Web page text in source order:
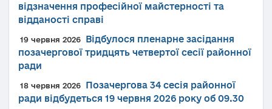
відзначення професійної майстерності та
відданості справі
19 червня 2026
Відбулося пленарне засідання
позачергової тридцять четвертої сесії районної
ради
18 червня 2026
Позачергова 34 сесія районної
ради відбудеться 19 червня 2026 року об 09.30